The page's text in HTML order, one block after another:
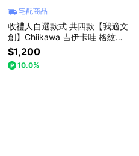
宅配商品
收禮人自選款式 共四款【我適文
創】Chiikawa 吉伊卡哇 格紋托
特包
$1,200
10.0%